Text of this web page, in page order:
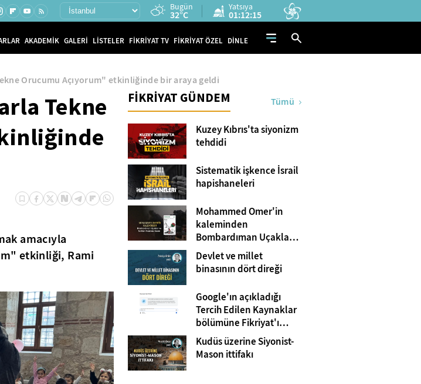
Bugün
32°C
Yatsıya
01:12:14
AKADEMİK GALERİ LİSTELER FİKRİYAT TV FİKRİYAT ÖZEL DİNLE
Orucumu Açıyorum" etkinliğinde bir araya geldi
Tekne
amacıyla
etkinliği, Rami
FİKRİYAT GÜNDEM Tümü
Kuzey Kıbrıs'ta siyonizm
tehdidi
Sistematik işkence İsrail
hapishaneleri
Mohammed Omer'in
kaleminden
Bombardıman Uçakları
ve Tanklar Arasında
Gazze
Devlet ve millet
binasının dört direği
Google'ın açıkladığı
Tercih Edilen Kaynaklar
bölümüne Fikriyat'ı
eklemeyi unutmayın!
Kudüs üzerine Siyonist-
Mason ittifakı